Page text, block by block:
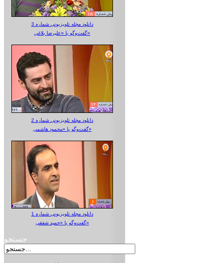
دانلود مجله تلویزیونی شماره 3
گفت‌وگو با «علیرضا بلاغی»
دانلود مجله تلویزیونی شماره 2
گفت‌وگو با «محمود هاشمی»
دانلود مجله تلویزیونی شماره 1
گفت‌وگو با «حمید شفقی»
جستجو